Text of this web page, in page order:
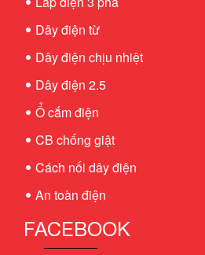
Dây điện từ
Dây điện chịu nhiệt
Dây điện 2.5
Ổ cắm điện
CB chống giật
Cách nối dây điện
An toàn điện
FACEBOOK